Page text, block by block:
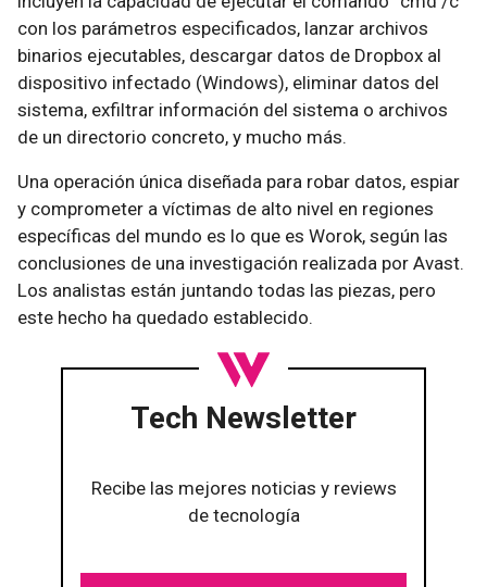
con los parámetros especificados, lanzar archivos
binarios ejecutables, descargar datos de Dropbox al
dispositivo infectado (Windows), eliminar datos del
sistema, exfiltrar información del sistema o archivos
de un directorio concreto, y mucho más.
Una operación única diseñada para robar datos, espiar
y comprometer a víctimas de alto nivel en regiones
específicas del mundo es lo que es Worok, según las
conclusiones de una investigación realizada por Avast.
Los analistas están juntando todas las piezas, pero
este hecho ha quedado establecido.
Tech Newsletter
Recibe las mejores noticias y reviews
de tecnología